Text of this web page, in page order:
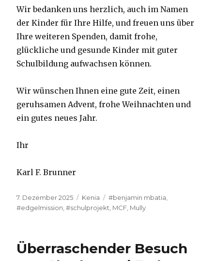
Wir bedanken uns herzlich, auch im Namen
der Kinder für Ihre Hilfe, und freuen uns über
Ihre weiteren Spenden, damit frohe,
glückliche und gesunde Kinder mit guter
Schulbildung aufwachsen können.
Wir wünschen Ihnen eine gute Zeit, einen
geruhsamen Advent, frohe Weihnachten und
ein gutes neues Jahr.
Ihr
Karl F. Brunner
Veröffentlicht
am
7. Dezember 2025 Kategorien
Kenia Schlagwörter
#benjamin mbatia
#edgelmission ,#schulprojekt MCF Mully
Überraschender Besuch